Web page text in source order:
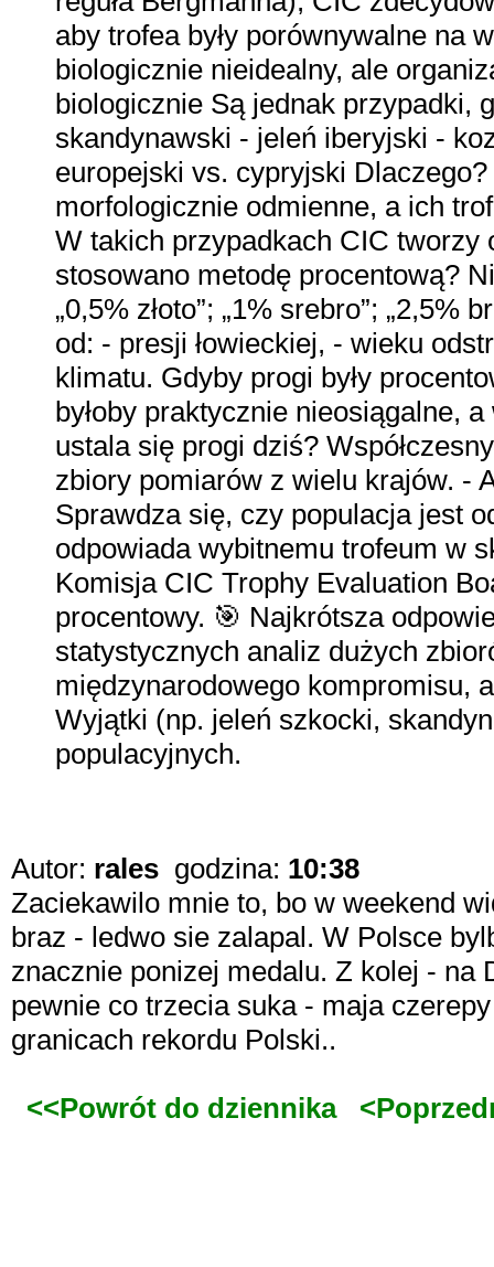
aby trofea były porównywalne na
biologicznie nieidealny, ale
biologicznie Są jednak przypadki,
skandynawski - jeleń iberyjski -
europejski vs. cypryjski
morfologicznie odmienne, a ich
W takich przypadkach CIC
stosowano metodę procentową?
„0,5% złoto”; „1% srebro”;
od: - presji łowieckiej, - wieku
klimatu. Gdyby progi były
byłoby praktycznie nieosiągalne,
ustala się progi dziś?
zbiory pomiarów z wielu krajów. -
Sprawdza się, czy populacja jest
odpowiada wybitnemu trofeum w
Komisja CIC Trophy Evaluation
procentowy. 🎯 Najkrótsza
statystycznych analiz dużych
międzynarodowego kompromisu,
Wyjątki (np. jeleń szkocki,
populacyjnych.
Autor: rales godzina: 10:38
Zaciekawilo mnie to, bo w weekend
braz - ledwo sie zalapal. W Polsce
znacznie ponizej medalu. Z kolej -
pewnie co trzecia suka - maja
granicach rekordu Polski..
<<Powrót do dziennika